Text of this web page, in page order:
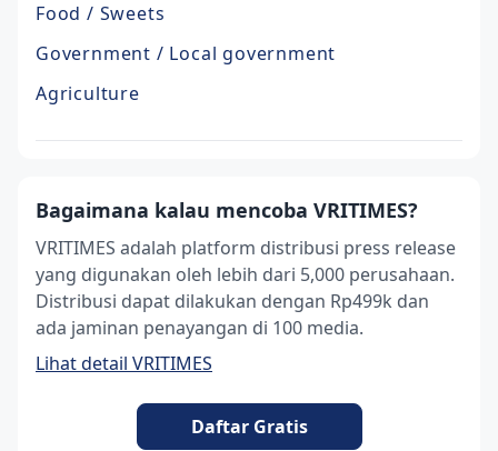
Food / Sweets
Government / Local government
Agriculture
Bagaimana kalau mencoba VRITIMES?
VRITIMES adalah platform distribusi press release
yang digunakan oleh lebih dari 5,000 perusahaan.
Distribusi dapat dilakukan dengan Rp499k dan
ada jaminan penayangan di 100 media.
Lihat detail VRITIMES
Daftar Gratis